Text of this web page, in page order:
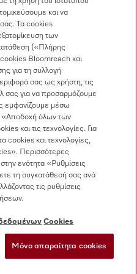
και να
Τα cookies
των
(«Πλήρης
cookies Bloomreach και
για τη συλλογή
σας ως χρήστη, τις
σας για να προσαρμόζουμε
εμφανίζουμε μέσω
«Αποδοχή όλων των
και τις τεχνολογίες. Για
cookies και τεχνολογίες,
Περισσότερες
ενότητα «Ρυθμίσεις
τη συγκατάθεσή σας ανά
τις ρυθμίσεις
Cookies
Μόνο απαραίτητα cookies